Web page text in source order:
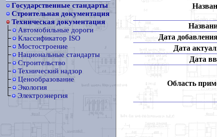
Государственные стандарты
Строительная документация
Техническая документация
Автомобильные дороги
Классификатор ISO
Мостостроение
Национальные стандарты
Строительство
Технический надзор
Ценообразование
Экология
Электроэнергия
Дата
Дата
Дата
Область